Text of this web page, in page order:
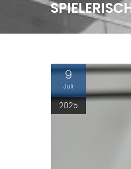
9
Juli
2025